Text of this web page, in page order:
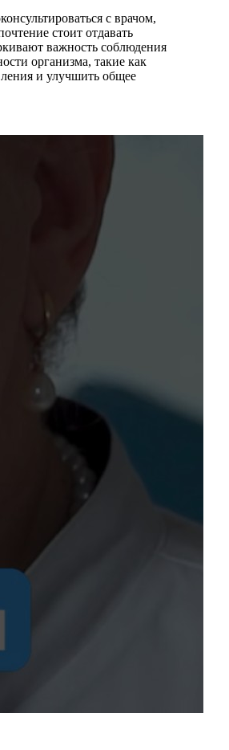
с врачом,
стоит отдавать
важность соблюдения
организма, такие как
и улучшить общее